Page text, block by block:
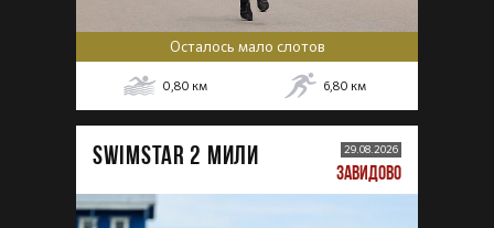
Осталось мало слотов
0,80 км 6,80 км
SWIMSTAR 2 МИЛИ 29.08.2026
ЗАВИДОВО